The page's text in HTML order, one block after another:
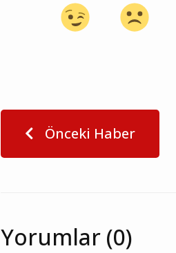
Önceki Haber
Yorumlar (0)